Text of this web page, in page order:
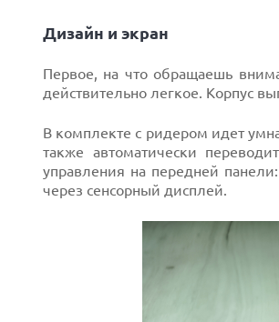
Дизайн и экран
Первое, на что обращаешь
действительно легкое. Корпус
В комплекте с ридером идет
также автоматически
управления на передней
через сенсорный дисплей.
Next